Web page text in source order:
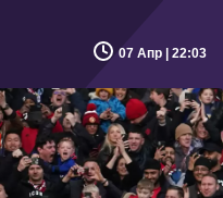
07 Апр | 22:03